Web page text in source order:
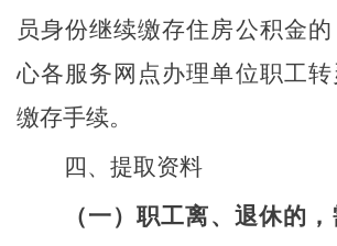
员身份继续缴存住房公积金
心各服务网点办理单位职工
缴存手续。
四、提取资料
（一）职工离、退休的